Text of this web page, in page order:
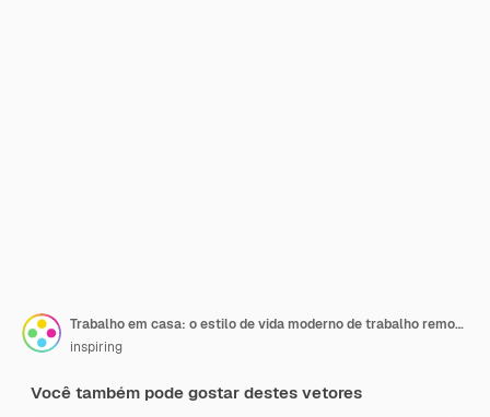
Trabalho em casa: o estilo de vida moderno de trabalho remoto apresentado através de diversos cenários
inspiring
Você também pode gostar destes vetores